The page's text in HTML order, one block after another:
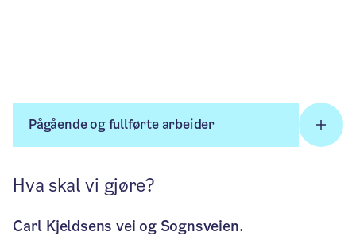
Pågående og fullførte arbeider
Hva skal vi gjøre?
Carl Kjeldsens vei og Sognsveien.